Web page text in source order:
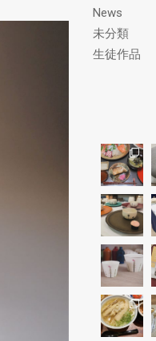
News
未分類
生徒作品